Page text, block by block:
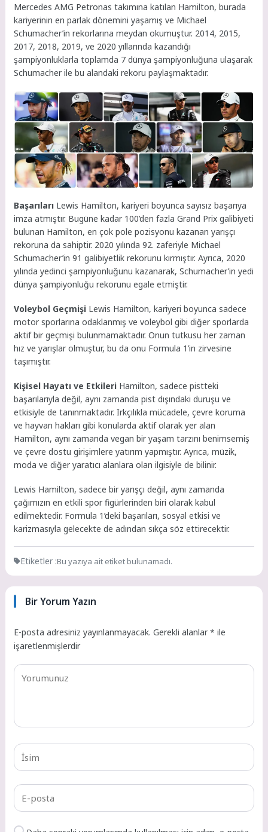
Mercedes AMG Petronas takımına katılan Hamilton, burada
kariyerinin en parlak dönemini yaşamış ve Michael
Schumacher’in rekorlarına meydan okumuştur. 2014, 2015,
2017, 2018, 2019, ve 2020 yıllarında kazandığı
şampiyonluklarla toplamda 7 dünya şampiyonluğuna ulaşarak
Schumacher ile bu alandaki rekoru paylaşmaktadır.
Başarıları Lewis Hamilton, kariyeri boyunca sayısız başarıya
imza atmıştır. Bugüne kadar 100’den fazla Grand Prix galibiyeti
bulunan Hamilton, en çok pole pozisyonu kazanan yarışçı
rekoruna da sahiptir. 2020 yılında 92. zaferiyle Michael
Schumacher’in 91 galibiyetlik rekorunu kırmıştır. Ayrıca, 2020
yılında yedinci şampiyonluğunu kazanarak, Schumacher’in yedi
dünya şampiyonluğu rekorunu egale etmiştir.
Voleybol Geçmişi Lewis Hamilton, kariyeri boyunca sadece
motor sporlarına odaklanmış ve voleybol gibi diğer sporlarda
aktif bir geçmişi bulunmamaktadır. Onun tutkusu her zaman
hız ve yarışlar olmuştur, bu da onu Formula 1’in zirvesine
taşımıştır.
Kişisel Hayatı ve Etkileri Hamilton, sadece pistteki
başarılarıyla değil, aynı zamanda pist dışındaki duruşu ve
etkisiyle de tanınmaktadır. Irkçılıkla mücadele, çevre koruma
ve hayvan hakları gibi konularda aktif olarak yer alan
Hamilton, aynı zamanda vegan bir yaşam tarzını benimsemiş
ve çevre dostu girişimlere yatırım yapmıştır. Ayrıca, müzik,
moda ve diğer yaratıcı alanlara olan ilgisiyle de bilinir.
Lewis Hamilton, sadece bir yarışçı değil, aynı zamanda
çağımızın en etkili spor figürlerinden biri olarak kabul
edilmektedir. Formula 1’deki başarıları, sosyal etkisi ve
karizmasıyla gelecekte de adından sıkça söz ettirecektir.
Etiketler :Bu yazıya ait etiket bulunamadı.
Bir Yorum Yazın
E-posta adresiniz yayınlanmayacak. Gerekli alanlar* ile
işaretlenmişlerdir